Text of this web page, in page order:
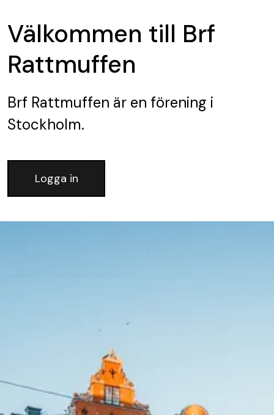
Välkommen till Brf
Rattmuffen
Brf Rattmuffen är en förening i
Stockholm.
Logga in